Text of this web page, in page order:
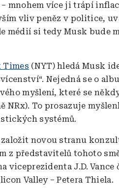
mnohem více ji trápí
vliv peněz v politice,
médií si tedy Musk bude
Times (NYT) hledá Musk
Nejedná se o
myšlení, které se
NRx). To prosazuje
systémů.
založit novou stranu
z představitelů tohoto
viceprezidenta J.D. Vance
Valley – Petera Thiela.